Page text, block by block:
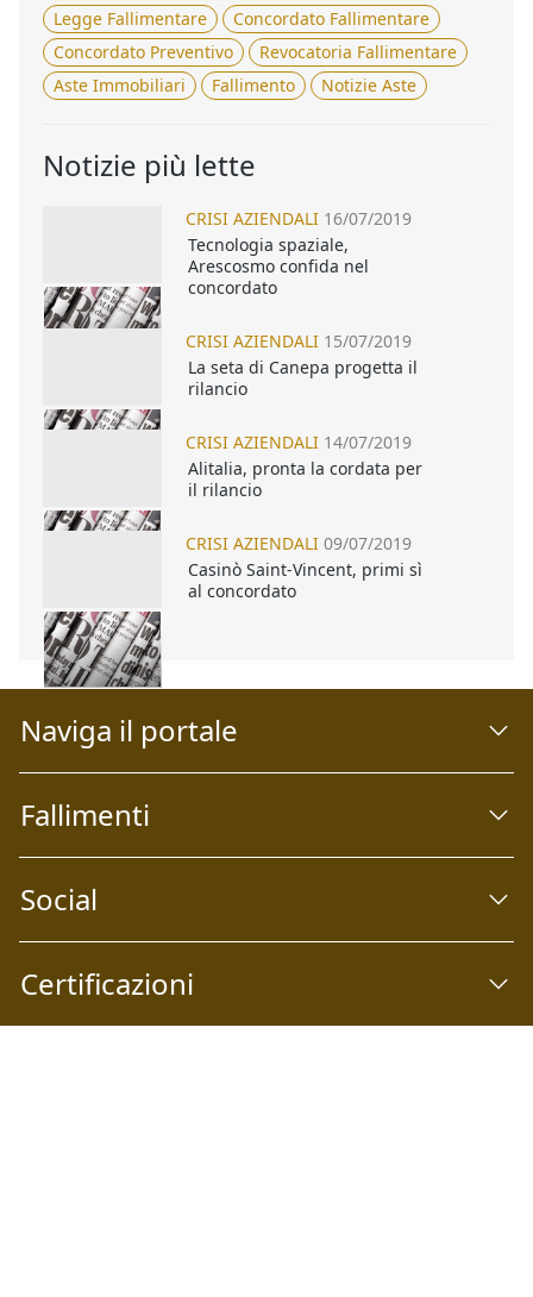
Legge Fallimentare
Concordato Fallimentare
Concordato Preventivo
Revocatoria Fallimentare
Aste Immobiliari
Fallimento Notizie Aste
Notizie più lette
CRISI AZIENDALI 16/07/2019
Tecnologia spaziale,
Arescosmo confida nel
concordato
CRISI AZIENDALI 15/07/2019
La seta di Canepa progetta il
rilancio
CRISI AZIENDALI 14/07/2019
Alitalia, pronta la cordata per
il rilancio
CRISI AZIENDALI 09/07/2019
Casinò Saint-Vincent, primi sì
al concordato
Naviga il portale
Fallimenti
Social
Certificazioni